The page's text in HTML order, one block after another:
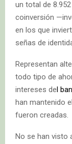
un total de
coinversión
en los que
señas de
Representan
todo tipo de
intereses del
han mantenido
fueron creadas.
No se han visto